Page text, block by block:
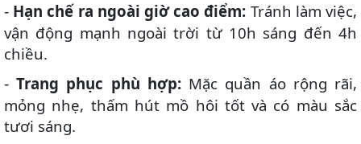
- Hạn chế ra ngoài giờ cao điểm: Tránh làm việc,
vận động mạnh ngoài trời từ 10h sáng đến 4h
chiều.
- Trang phục phù hợp:Mặc quần áo rộng rãi,
mỏng nhẹ, thấm hút mồ hôi tốt và có màu sắc
tươi sáng.